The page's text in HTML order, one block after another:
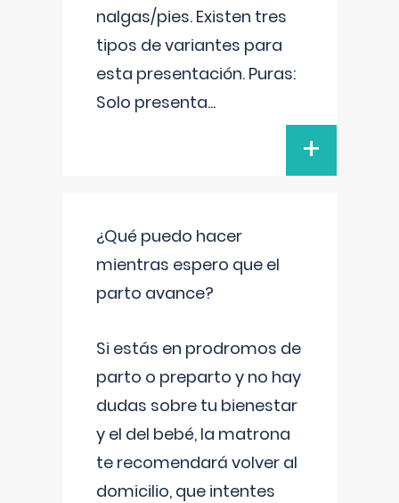
nalgas/pies. Existen tres
tipos de variantes para
esta presentación. Puras:
Solo presenta...
+
¿Qué puedo hacer
mientras espero que el
parto avance?
Si estás en prodromos de
parto o preparto y no hay
dudas sobre tu bienestar
y el del bebé, la matrona
te recomendará volver al
domicilio, que intentes